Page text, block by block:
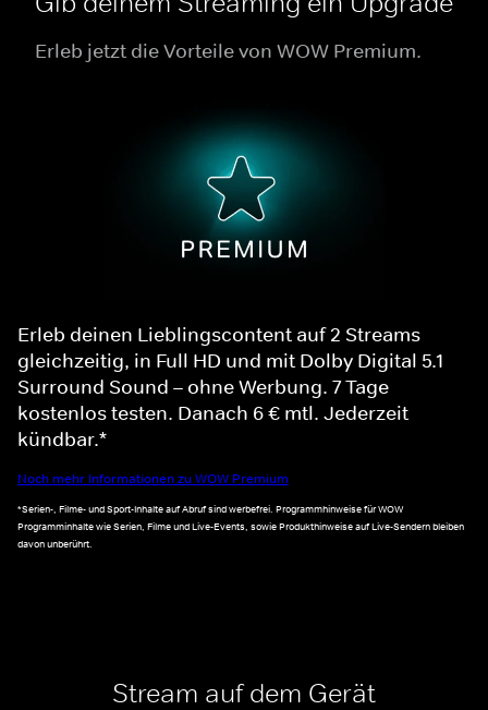
Erleb jetzt die Vorteile von WOW Premium.
Erleb deinen Lieblingscontent auf 2 Streams
gleichzeitig, in Full HD und mit Dolby Digital 5.1
Surround Sound – ohne Werbung. 7 Tage
kostenlos testen. Danach 6 € mtl. Jederzeit
kündbar.*
Noch mehr Informationen zu WOW Premium
*Serien-, Filme- und Sport-Inhalte auf Abruf sind werbefrei. Programmhinweise für WOW
Programminhalte wie Serien, Filme und Live-Events, sowie Produkthinweise auf Live-Sendern bleiben
davon unberührt.
Stream auf dem Gerät